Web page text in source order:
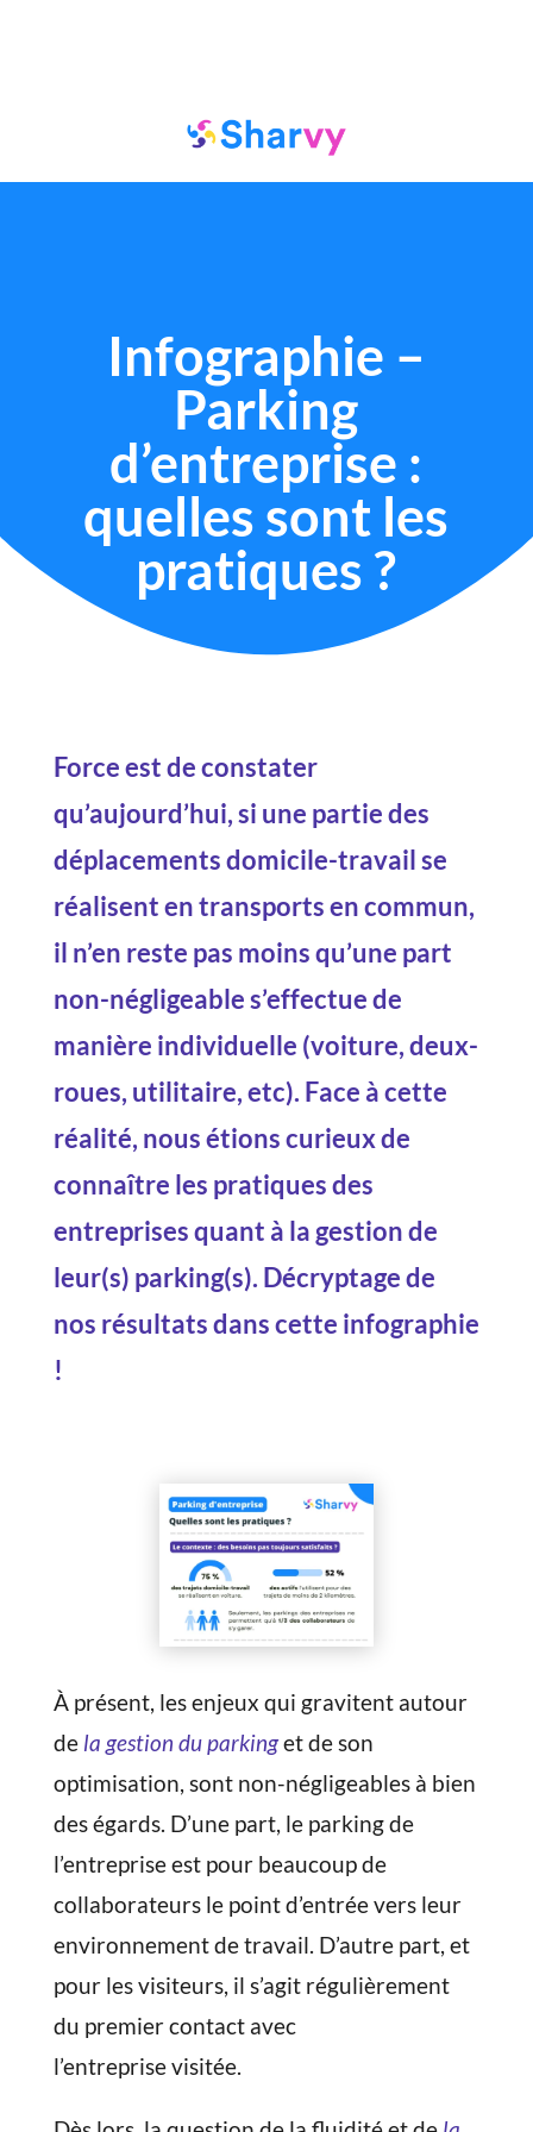
Infographie –
Parking
d’entreprise :
quelles sont les
pratiques ?
Force est de constater
qu’aujourd’hui, si une partie des
déplacements domicile-travail se
réalisent en transports en commun,
il n’en reste pas moins qu’une part
non-négligeable s’effectue de
manière individuelle (voiture, deux-
roues, utilitaire, etc). Face à cette
réalité, nous étions curieux de
connaître les pratiques des
entreprises quant à la gestion de
leur(s) parking(s). Décryptage de
nos résultats dans cette infographie
!
À présent, les enjeux qui gravitent autour
de la gestion du parkinget de son
optimisation, sont non-négligeables à bien
des égards. D’une part, le parking de
l’entreprise est pour beaucoup de
collaborateurs le point d’entrée vers leur
environnement de travail. D’autre part, et
pour les visiteurs, il s’agit régulièrement
du premier contact avec
l’entreprise visitée.